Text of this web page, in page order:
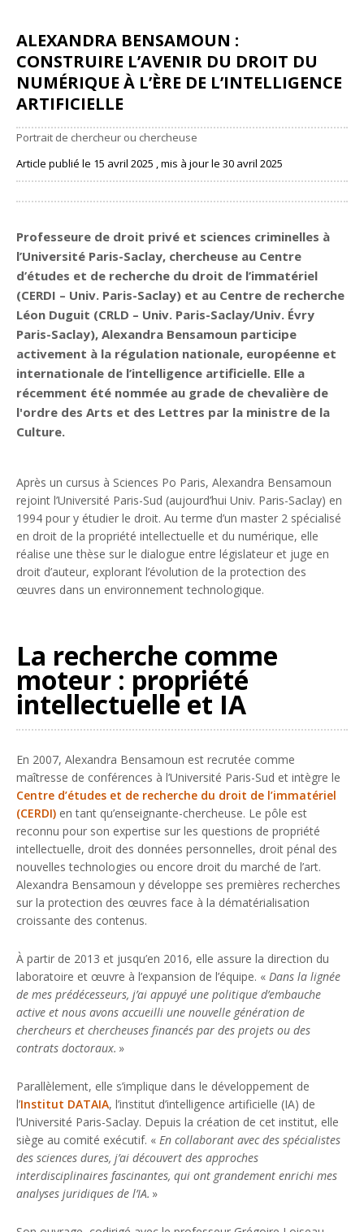
ALEXANDRA BENSAMOUN :
CONSTRUIRE L’AVENIR DU DROIT DU
NUMÉRIQUE À L’ÈRE DE L’INTELLIGENCE
ARTIFICIELLE
Portrait de chercheur ou chercheuse
Article publié le 15 avril 2025 , mis à jour le 30 avril 2025
Professeure de droit privé et sciences criminelles à
l’Université Paris-Saclay, chercheuse au Centre
d’études et de recherche du droit de l’immatériel
(CERDI – Univ. Paris-Saclay) et au Centre de recherche
Léon Duguit (CRLD – Univ. Paris-Saclay/Univ. Évry
Paris-Saclay), Alexandra Bensamoun participe
activement à la régulation nationale, européenne et
internationale de l’intelligence artificielle. Elle a
récemment été nommée au grade de chevalière de
l'ordre des Arts et des Lettres par la ministre de la
Culture.
Après un cursus à Sciences Po Paris, Alexandra Bensamoun
rejoint l’Université Paris-Sud (aujourd’hui Univ. Paris-Saclay) en
1994 pour y étudier le droit. Au terme d’un master 2 spécialisé
en droit de la propriété intellectuelle et du numérique, elle
réalise une thèse sur le dialogue entre législateur et juge en
droit d’auteur, explorant l’évolution de la protection des
œuvres dans un environnement technologique.
La recherche comme
moteur : propriété
intellectuelle et IA
En 2007, Alexandra Bensamoun est recrutée comme
maîtresse de conférences à l’Université Paris-Sud et intègre le
Centre d’études et de recherche du droit de l’immatériel
(CERDI) en tant qu’enseignante-chercheuse. Le pôle est
reconnu pour son expertise sur les questions de propriété
intellectuelle, droit des données personnelles, droit pénal des
nouvelles technologies ou encore droit du marché de l’art.
Alexandra Bensamoun y développe ses premières recherches
sur la protection des œuvres face à la dématérialisation
croissante des contenus.
À partir de 2013 et jusqu’en 2016, elle assure la direction du
laboratoire et œuvre à l’expansion de l’équipe. « Dans la lignée
de mes prédécesseurs, j’ai appuyé une politique d’embauche
active et nous avons accueilli une nouvelle génération de
chercheurs et chercheuses financés par des projets ou des
contrats doctoraux. »
Parallèlement, elle s’implique dans le développement de
l’Institut DATAIA, l’institut d’intelligence artificielle (IA) de
l’Université Paris-Saclay. Depuis la création de cet institut, elle
siège au comité exécutif. « En collaborant avec des spécialistes
des sciences dures, j’ai découvert des approches
interdisciplinaires fascinantes, qui ont grandement enrichi mes
analyses juridiques de l’IA. »